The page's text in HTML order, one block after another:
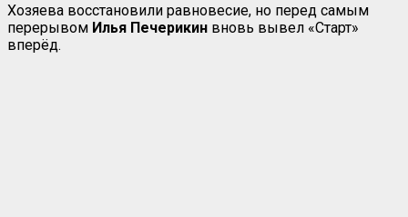
Хозяева восстановили равновесие, но перед самым
перерывом Илья Печерикин вновь вывел «Старт»
вперёд.